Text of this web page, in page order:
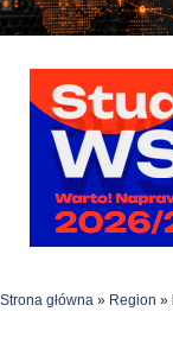
Strona główna » Region »